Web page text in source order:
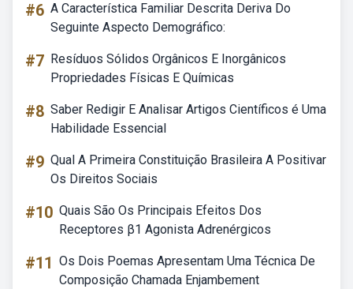
#6 A Característica Familiar Descrita Deriva Do
Seguinte Aspecto Demográfico:
#7 Resíduos Sólidos Orgânicos E Inorgânicos
Propriedades Físicas E Químicas
#8 Saber Redigir E Analisar Artigos Científicos é Uma
Habilidade Essencial
#9 Qual A Primeira Constituição Brasileira A Positivar
Os Direitos Sociais
#10 Quais São Os Principais Efeitos Dos
Receptores β1 Agonista Adrenérgicos
#11 Os Dois Poemas Apresentam Uma Técnica De
Composição Chamada Enjambement